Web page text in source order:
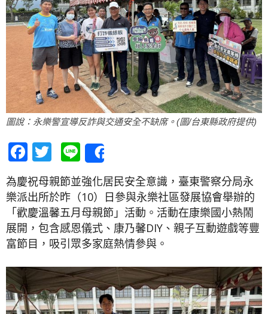
圖說：永樂警宣導反詐與交通安全不缺席。(圖/台東縣政府提供)
Facebook
Twitter
Line
為慶祝母親節並強化居民安全意識，臺東警察分局永
樂派出所於昨（10）日參與永樂社區發展協會舉辦的
「歡慶溫馨五月母親節」活動。活動在康樂國小熱鬧
展開，包含感恩儀式、康乃馨DIY、親子互動遊戲等豐
富節目，吸引眾多家庭熱情參與。